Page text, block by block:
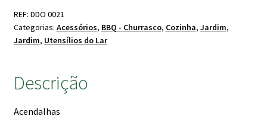
REF: DDO 0021
Categorias: Acessórios, BBQ - Churrasco, Cozinha, Jardim,
Jardim, Utensílios do Lar
Descrição
Acendalhas